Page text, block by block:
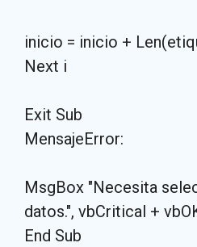
inicio = inicio +
Next i
Exit Sub
MensajeError:
MsgBox "Necesita
datos.", vbCritical +
End Sub